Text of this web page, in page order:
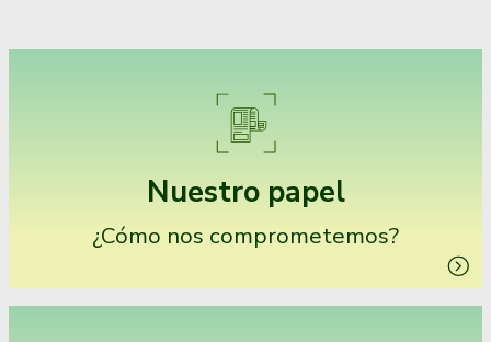
Nuestro papel
¿Cómo nos comprometemos?